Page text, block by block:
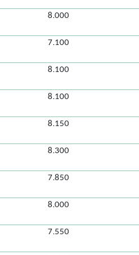
8.000
7.100
8.100
8.100
8.150
8.300
7.850
8.000
7.550